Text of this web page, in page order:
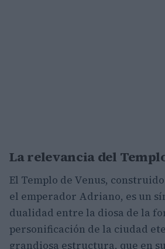
La relevancia del
El Templo de Venus, construido
el emperador Adriano, es un
dualidad entre la diosa de la
personificación de la ciudad
grandiosa estructura, que en